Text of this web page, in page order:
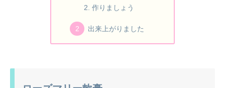
作りましょう
出来上がりました